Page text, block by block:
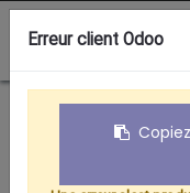
Boutique
Erreur client Odoo